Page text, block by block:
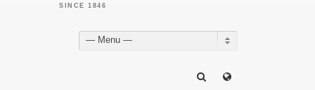
— Menu —